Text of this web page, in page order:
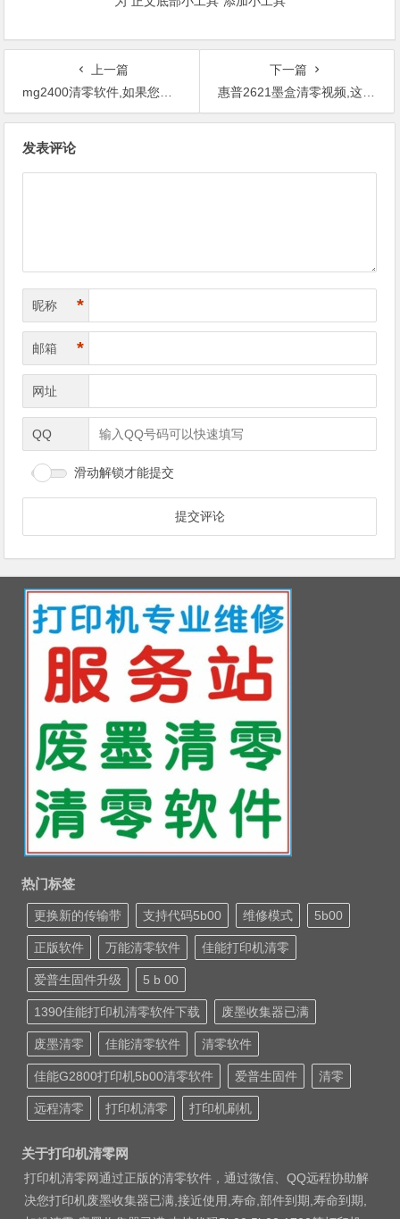
上一篇
mg2400清零软件,如果您机器出现故障，我们可以远程处理吗？
下一篇
惠普2621墨盒清零视频,这种机器维修时间长不长？
发表评论
昵称 *
邮箱 *
网址
QQ
滑动解锁才能提交
热门标签
更换新的传输带 支持代码5b00 维修模式 5b00
正版软件 万能清零软件 佳能打印机清零
爱普生固件升级 5 b 00
1390佳能打印机清零软件下载 废墨收集器已满
废墨清零 佳能清零软件 清零软件
佳能G2800打印机5b00清零软件 爱普生固件 清零
远程清零 打印机清零 打印机刷机
关于打印机清零网
打印机清零网通过正版的清零软件，通过微信、QQ远程协助解
决您打印机废墨收集器已满,接近使用,寿命,部件到期,寿命到期,